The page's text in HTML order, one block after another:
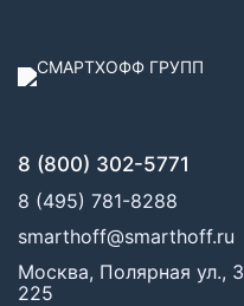
8 (800) 302-5771
8 (495) 781-8288
smarthoff@smarthoff.ru
Москва, Полярная ул.,
225